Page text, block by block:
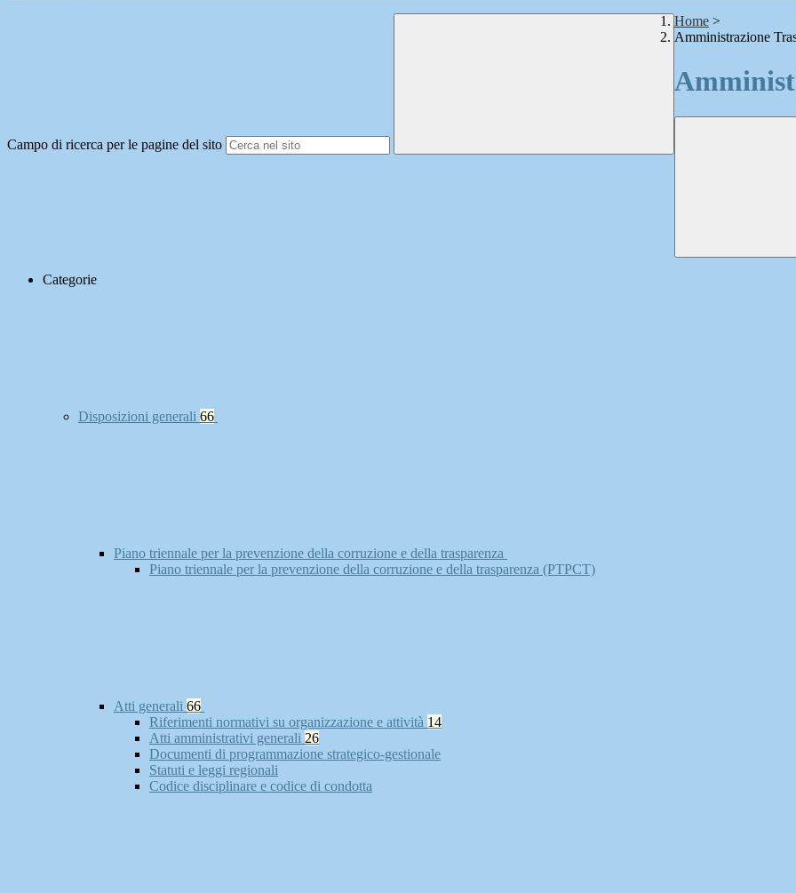
Campo di ricerca per le pagine del sito
Home >
Amministrazione
Categorie
Disposizioni generali 66
Piano triennale per la prevenzione della corruzione e della trasparenza
Piano triennale per la prevenzione della corruzione e della trasparenza (PTPCT)
Atti generali 66
Riferimenti normativi su organizzazione e attività 14
Atti amministrativi generali 26
Documenti di programmazione strategico-gestionale
Statuti e leggi regionali
Codice disciplinare e codice di condotta